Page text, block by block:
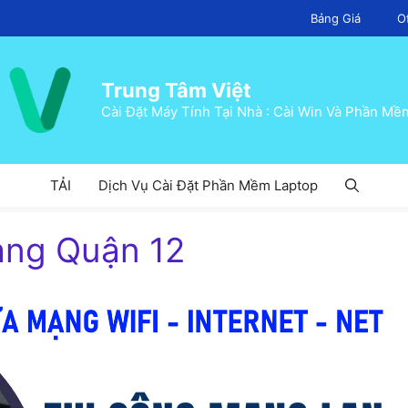
Bảng Giá
Trung Tâm Việt
Cài Đặt Máy Tính Tại Nhà : Cài Win Và Phần
TẢI Dịch Vụ Cài Đặt Phần Mềm Laptop
Quận 12